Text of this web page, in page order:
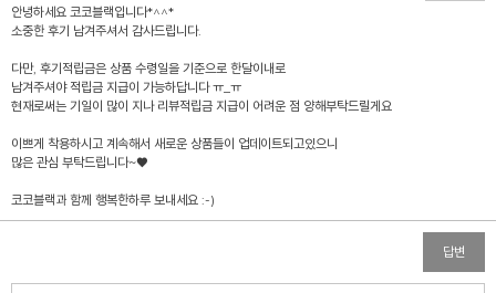
안녕하세요 코코블랙입니다*^^*
소중한 후기 남겨주셔서 감사드립니다.
다만, 후기적립금은 상품 수령일을 기준으로 한달이내로
남겨주셔야 적립금 지급이 가능하답니다 ㅠ_ㅠ
현재로써는 기일이 많이 지나 리뷰적립금 지급이 어려운 점 양해부탁드릴게요
이쁘게 착용하시고 계속해서 새로운 상품들이 업데이트되고있으니
많은 관심 부탁드립니다~♥
코코블랙과 함께 행복한하루 보내세요 :-)
답변